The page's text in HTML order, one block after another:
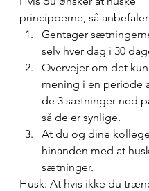
principperne, så
Gentager
selv hver dag i 30
Overvejer om det
mening i en periode
de 3 sætninger ned
så de er synlige.
At du og dine
hinanden med at
sætninger.
Husk: At hvis ikke du